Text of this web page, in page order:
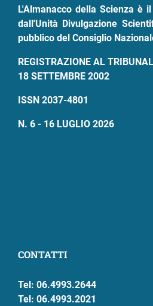
L'Almanacco della Scienza è
dall'Unità Divulgazione
pubblico del Consiglio
REGISTRAZIONE AL
18 SETTEMBRE 2002
ISSN 2037-4801
N. 6 - 16 LUGLIO 2026
CONTATTI
Tel: 06.4993.2644
Tel: 06.4993.2021